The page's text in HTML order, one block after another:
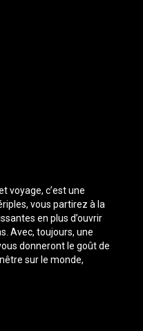
voyage, c’est une
vous partirez à la
en plus d’ouvrir
Avec, toujours, une
donneront le goût de
sur le monde,